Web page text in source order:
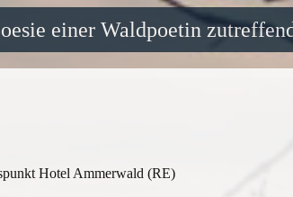
einer Waldpoetin
Hotel Ammerwald (RE)